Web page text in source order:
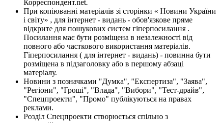
Корреспондент.net.
При копіюванні матеріалів зі сторінки « Новини України
і світу» , для інтернет - видань - обов'язкове пряме
відкрите для пошукових систем гіперпосилання .
Посилання має бути розміщена в незалежності від
повного або часткового використання матеріалів.
Гіперпосилання ( для інтернет - видань) - повинна бути
розміщена в підзаголовку або в першому абзаці
матеріалу.
Новини з позначками "Думка", "Експертиза", "Заява",
"Регіони", "Гроші", "Влада", "Вибори", "Тест-драйв",
"Спецпроекти", "Промо" публікуються на правах
реклами.
Розділ Спецпроекти створюється спільно з